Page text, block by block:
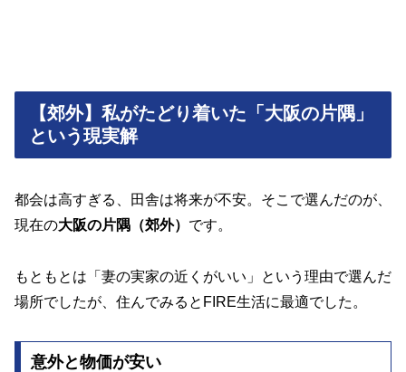
【郊外】私がたどり着いた「大阪の片隅」
という現実解
都会は高すぎる、田舎は将来が不安。そこで選んだのが、
現在の大阪の片隅（郊外） です。
もともとは「妻の実家の近くがいい」という理由で選んだ
場所でしたが、住んでみるとFIRE生活に最適でした。
意外と物価が安い